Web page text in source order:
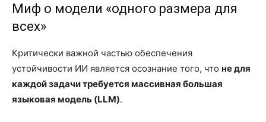
Миф о модели «одного размера для
всех»
Критически важной частью обеспечения
устойчивости ИИ является осознание того, что не для
каждой задачи требуется массивная большая
языковая модель (LLM).